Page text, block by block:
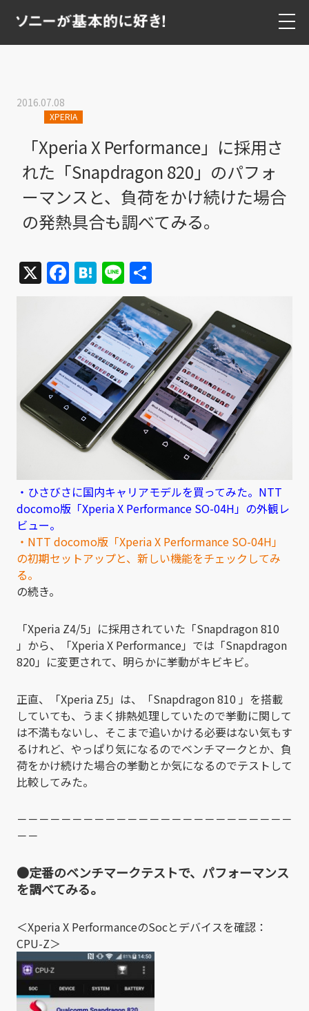
2016.07.08
XPERIA
「Xperia X Performance」に採用さ
れた「Snapdragon 820」のパフォ
ーマンスと、負荷をかけ続けた場合
の発熱具合も調べてみる。
X Facebook
Hatena
Line
有
・ひさびさに国内キャリアモデルを買ってみた。NTT
docomo版「Xperia X Performance SO-04H」の外観レ
ビュー。
・NTT docomo版「Xperia X Performance SO-04H」
の初期セットアップと、新しい機能をチェックしてみ
る。
の続き。
「Xperia Z4/5」に採用されていた「Snapdragon 810
」から、「Xperia X Performance」では「Snapdragon
820」に変更されて、明らかに挙動がキビキビ。
正直、「Xperia Z5」は、「Snapdragon 810 」を搭載
していても、うまく排熱処理していたので挙動に関して
は不満もないし、そこまで追いかける必要はない気もす
るけれど、やっぱり気になるのでベンチマークとか、負
荷をかけ続けた場合の挙動とか気になるのでテストして
比較してみた。
－－－－－－－－－－－－－－－－－－－－－－－－－
－－
●定番のベンチマークテストで、パフォーマンス
を調べてみる。
＜Xperia X PerformanceのSocとデバイスを確認：
CPU-Z＞